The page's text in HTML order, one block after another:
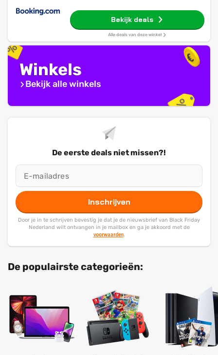
Bekijk deals
Alle deals van deze winkel
Winkels
Bekijk alle winkels
De eerste deals niet missen?!
Inschrijven
Door je in te schrijven bevestig je dat je de nieuwsbrief van Black Friday
Nederland wilt ontvangen in je mailbox en ga je akkoord met de
voorwaarden.
De populairste categorieën: